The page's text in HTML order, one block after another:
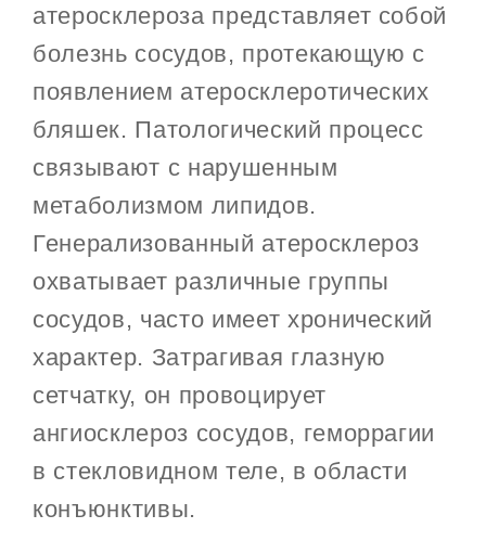
атеросклероза представляет собой
болезнь сосудов, протекающую с
появлением атеросклеротических
бляшек. Патологический процесс
связывают с нарушенным
метаболизмом липидов.
Генерализованный атеросклероз
охватывает различные группы
сосудов, часто имеет хронический
характер. Затрагивая глазную
сетчатку, он провоцирует
ангиосклероз сосудов, геморрагии
в стекловидном теле, в области
конъюнктивы.